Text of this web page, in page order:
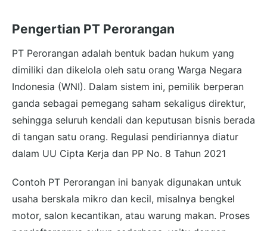
Pengertian PT Perorangan
PT Perorangan adalah bentuk badan hukum yang
dimiliki dan dikelola oleh satu orang Warga Negara
Indonesia (WNI). Dalam sistem ini, pemilik berperan
ganda sebagai pemegang saham sekaligus direktur,
sehingga seluruh kendali dan keputusan bisnis berada
di tangan satu orang. Regulasi pendiriannya diatur
dalam UU Cipta Kerja dan PP No. 8 Tahun 2021
Contoh PT Perorangan ini banyak digunakan untuk
usaha berskala mikro dan kecil, misalnya bengkel
motor, salon kecantikan, atau warung makan. Proses